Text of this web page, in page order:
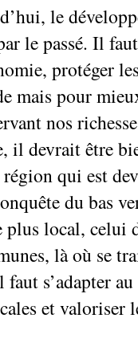
le
le passé. Il
protéger
mais pour
nos
il devrait être
qui est
du bas
plus local, celui
là où se
s’adapter
et valoriser